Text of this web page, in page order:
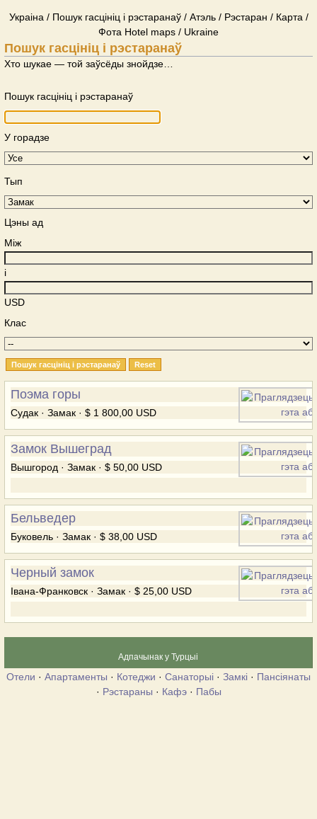
Украіна / Пошук гасцініц і рэстаранаў / Атэль / Рэстаран / Карта /
Фота Hotel maps / Ukraine
Пошук гасцініц і рэстаранаў
Хто шукае — той заўсёды знойдзе…
Пошук гасцініц і рэстаранаў
У горадзе
Тып
Цэны ад
Між
і
USD
Клас
Поэма горы
Судак · Замак · $ 1 800,00 USD
Замок Вышеград
Вышгород · Замак · $ 50,00 USD
Бельведер
Буковель · Замак · $ 38,00 USD
Черный замок
Івана-Франковск · Замак · $ 25,00 USD
Адпачынак у Турцыі
Отели · Апартаменты · Котеджи · Санаторыі · Замкі · Пансіянаты
· Рэстараны · Кафэ· Пабы